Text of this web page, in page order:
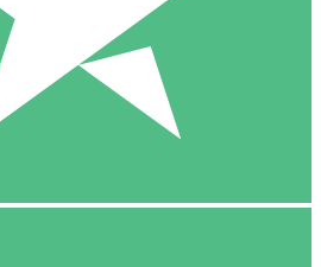
1 Download
10
US$1500